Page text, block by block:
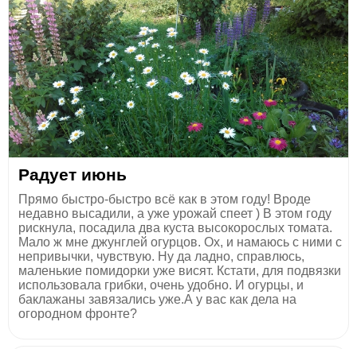
Радует июнь
Прямо быстро-быстро всё как в этом году! Вроде
недавно высадили, а уже урожай спеет ) В этом году
рискнула, посадила два куста высокорослых томата.
Мало ж мне джунглей огурцов. Ох, и намаюсь с ними с
непривычки, чувствую. Ну да ладно, справлюсь,
маленькие помидорки уже висят. Кстати, для подвязки
использовала грибки, очень удобно. И огурцы, и
баклажаны завязались уже.А у вас как дела на
огородном фронте?